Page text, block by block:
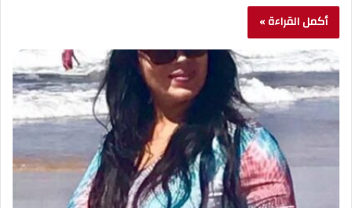
أكمل القراءة »